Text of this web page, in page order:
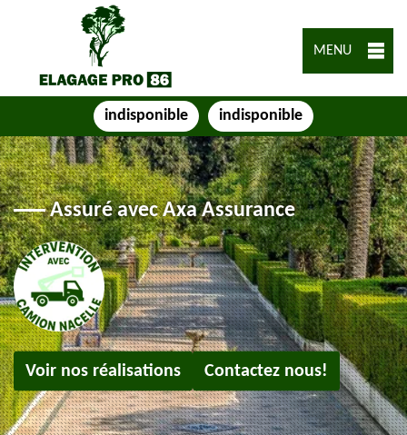
MENU
indisponible indisponible
Assuré avec Axa Assurance
Voir nos réalisations Contactez nous!